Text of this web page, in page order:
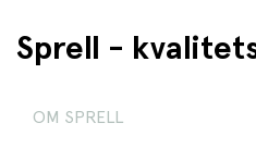
Sprell -
OM SPRELL